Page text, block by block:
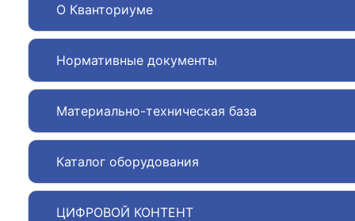
О Кванториуме
Нормативные документы
Материально-техническая база
Каталог оборудования
ЦИФРОВОЙ КОНТЕНТ